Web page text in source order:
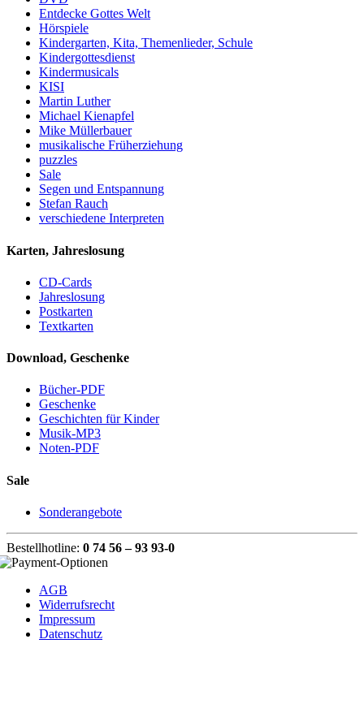
Entdecke Gottes Welt
Hörspiele
Kindergarten, Kita, Themenlieder, Schule
Kindergottesdienst
Kindermusicals
KISI
Martin Luther
Michael Kienapfel
Mike Müllerbauer
musikalische Früherziehung
puzzles
Sale
Segen und Entspannung
Stefan Rauch
verschiedene Interpreten
Karten, Jahreslosung
CD-Cards
Jahreslosung
Postkarten
Textkarten
Download, Geschenke
Bücher-PDF
Geschenke
Geschichten für Kinder
Musik-MP3
Noten-PDF
Sale
Sonderangebote
Bestellhotline: 0 74 56 – 93 93-0
AGB
Widerrufsrecht
Impressum
Datenschutz